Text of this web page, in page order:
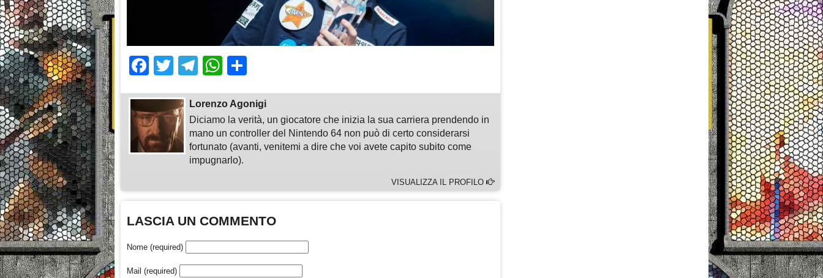
Facebook
TwitterTelegram
WhatsApp
Lorenzo Agonigi
Diciamo la verità, un giocatore che inizia la sua carriera prendendo in
mano un controller del Nintendo 64 non può di certo considerarsi
fortunato (avanti, venitemi a dire che voi avete capito subito come
impugnarlo).
VISUALIZZA IL PROFILO
LASCIA UN COMMENTO
Nome (required)
Mail (required)